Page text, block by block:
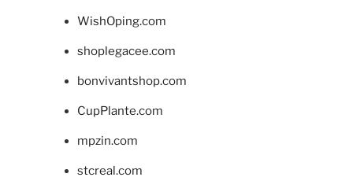
WishOping.com
shoplegacee.com
bonvivantshop.com
CupPlante.com
mpzin.com
stcreal.com